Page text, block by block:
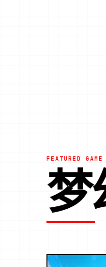
FEATURED GAME
梦